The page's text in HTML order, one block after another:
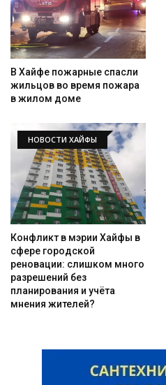
В Хайфе пожарные спасли
жильцов во время пожара
в жилом доме
НОВОСТИ ХАЙФЫ
Конфликт в мэрии Хайфы в
сфере городской
реновации: слишком много
разрешений без
планирования и учёта
мнения жителей?